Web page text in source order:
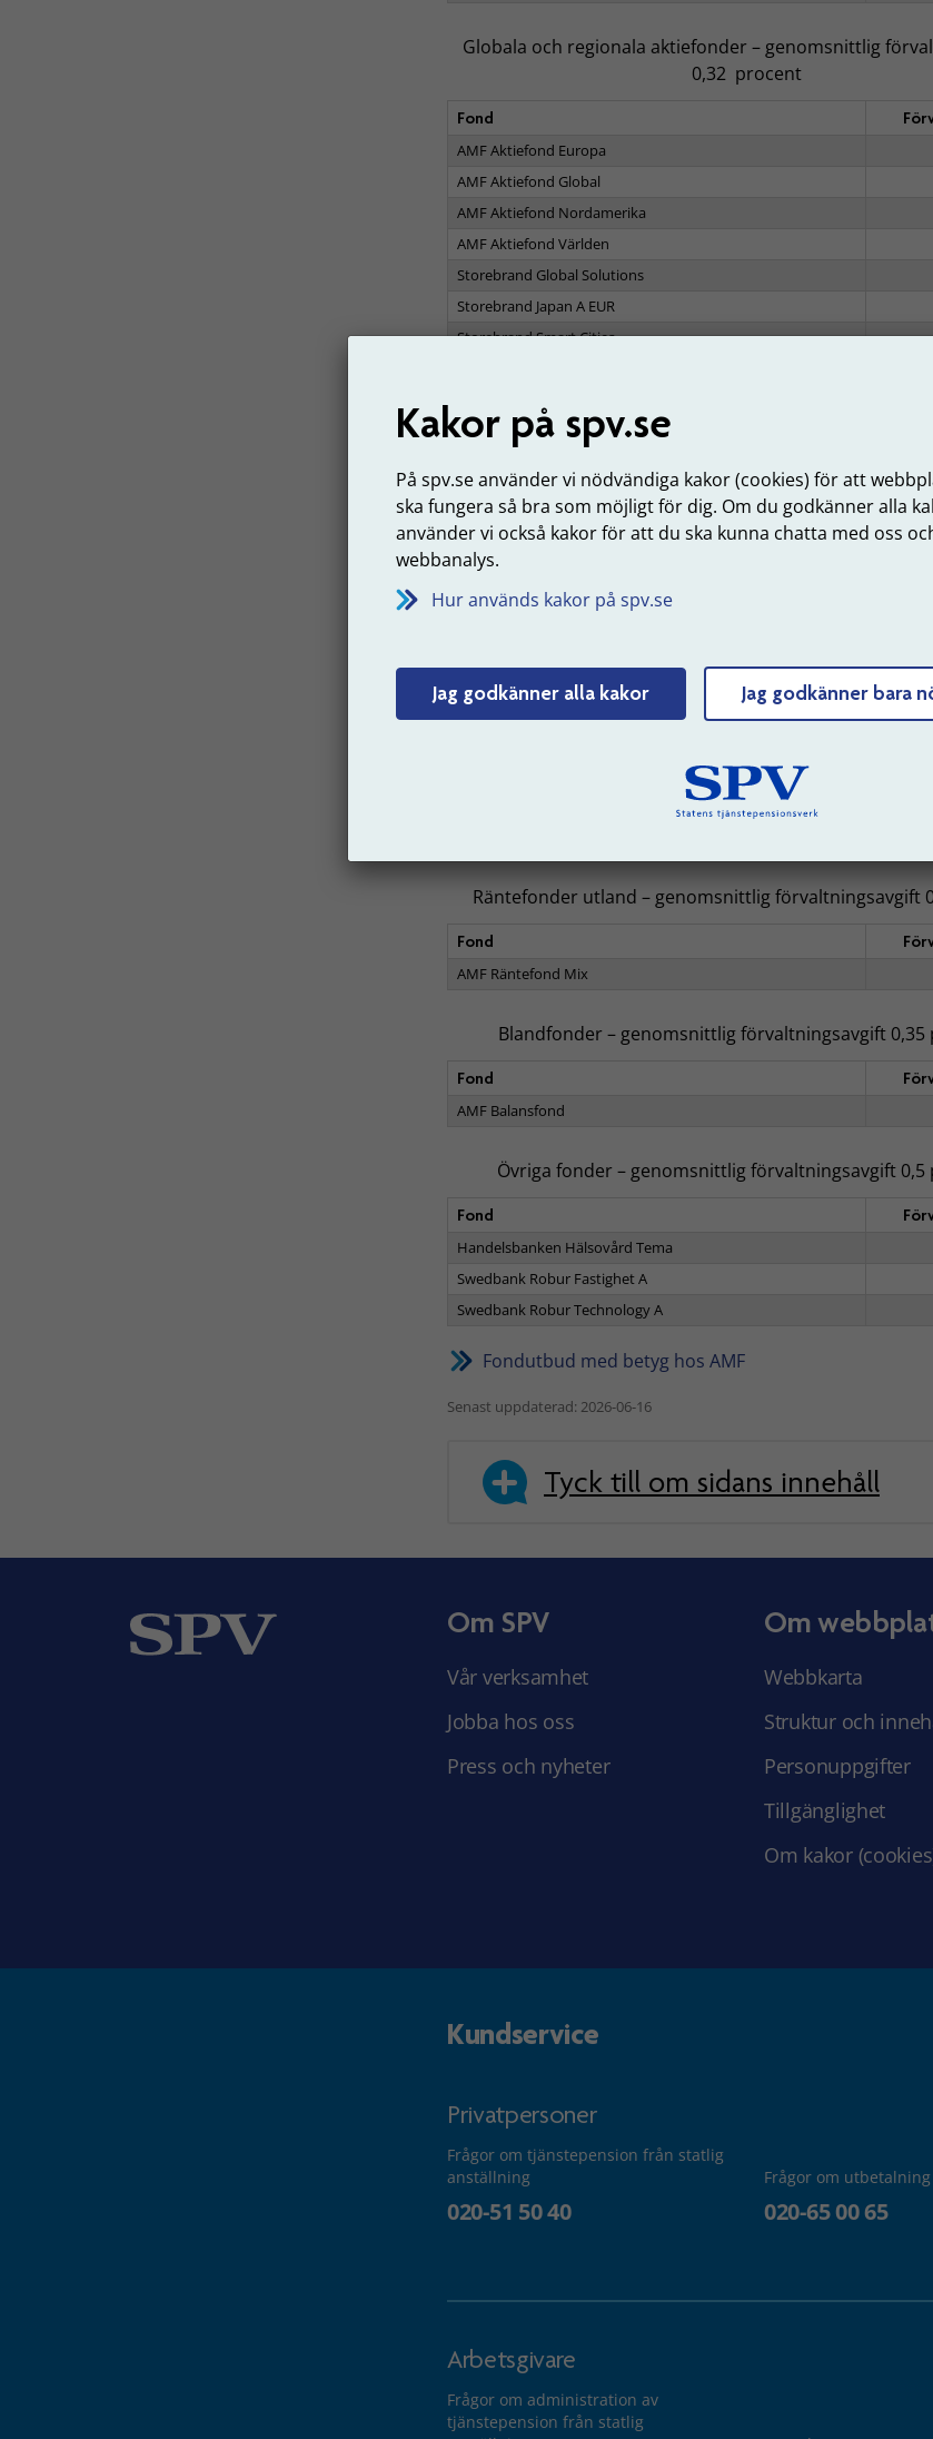
Kakor på spv.se
På spv.se använder vi nödvändiga kakor (cookies) för att
ska fungera så bra som möjligt för dig. Om du godkänner alla
använder vi också kakor för att du ska kunna chatta med oss
webbanalys.
Hur används kakor på spv.se
Jag godkänner alla kakor Jag godkänner bara
Globala och regionala aktiefonder – genomsnittlig
0,32 procent
Fond
AMF Aktiefond Europa
AMF Aktiefond Global
AMF Aktiefond Nordamerika
AMF Aktiefond Världen
Storebrand Global Solutions
Storebrand Japan A EUR
Storebrand Smart Cities
AMF Aktiefond Asien Stilla havet
AMF Aktiefond Tillväxtmarknader
Långa räntefonder – genomsnittlig förvaltningsavgift
AMF Räntefond Lång
Korta räntefonder – genomsnittlig förvaltningsavgift
Räntefonder utland – genomsnittlig förvaltningsavgift
Fond
AMF Räntefond Mix
Blandfonder – genomsnittlig förvaltningsavgift 0,35
Fond
AMF Balansfond
Övriga fonder – genomsnittlig förvaltningsavgift 0,5
Fond
Handelsbanken Hälsovård Tema
Swedbank Robur Fastighet A
Swedbank Robur Technology A
Fondutbud med betyg hos AMF
Senast uppdaterad: 2026-06-16
Tyck till om sidans innehåll
Om SPV
Vår verksamhet
Jobba hos oss
Press och nyheter
Om
Webbkarta
Struktur och
Personuppgifter
Tillgänglighet
Om kakor
Kundservice
Privatpersoner
Frågor om tjänstepension från statlig
anställning
020-51 50 40
Frågor om utbetalning
020-65 00 65
Arbetsgivare
Frågor om administration av
tjänstepension från statlig